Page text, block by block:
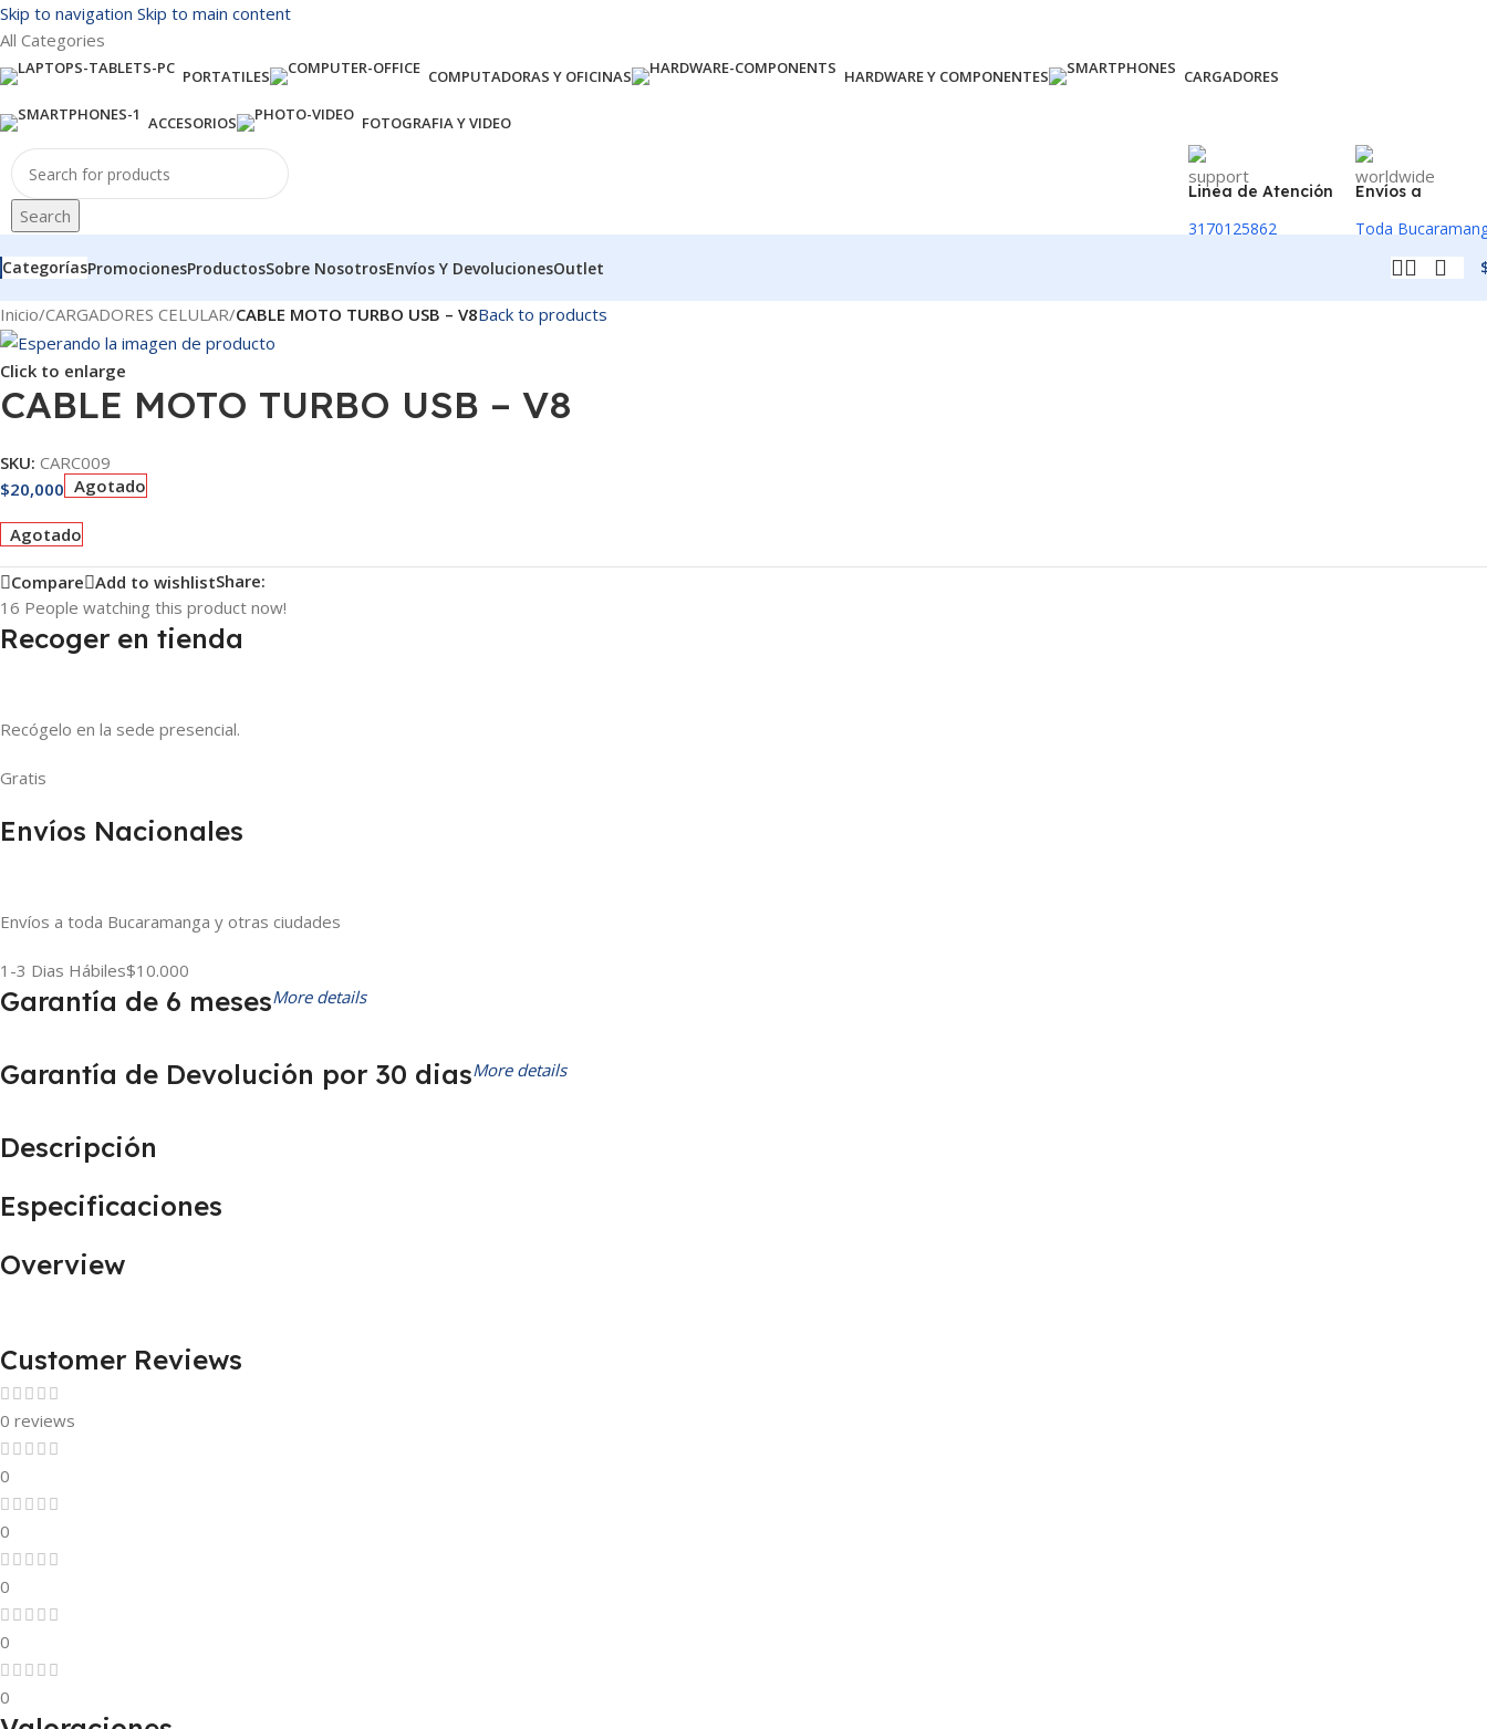
Skip to navigation Skip to main content
All Categories
PORTATILES COMPUTADORAS Y OFICINAS HARDWARE Y COMPONENTES CARGADORES
ACCESORIOS FOTOGRAFIA Y VIDEO
Search
Linea de Atención
3170125862
Envíos a
Toda
CategoríasPromocionesProductosSobre NosotrosEnvíos Y DevolucionesOutlet
Inicio/CARGADORES CELULAR/CABLE MOTO TURBO USB – V8Back to products
Click to enlarge
CABLE MOTO TURBO USB – V8
SKU: CARC009
$20,000 Agotado
Agotado
Compare Add to wishlistShare:
16 People watching this product now!
Recoger en tienda
Recógelo en la sede presencial.
Gratis
Envíos Nacionales
Envíos a toda Bucaramanga y otras ciudades
1-3 Dias Hábiles$10.000
Garantía de 6 mesesMore details
Garantía de Devolución por 30 diasMore details
Descripción
Especificaciones
Overview
Customer Reviews
0 reviews
0
0
0
0
0